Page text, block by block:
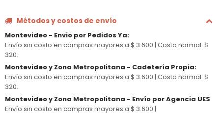
Métodos y costos de envío
Montevideo - Envio por Pedidos Ya:
Envío sin costo en compras mayores a $ 3.600 | Costo normal: $
320.
Montevideo y Zona Metropolitana - Cadetería Propia:
Envío sin costo en compras mayores a $ 3.600 | Costo normal: $
320.
Montevideo y Zona Metropolitana - Envío por Agencia UES
Envío sin costo en compras mayores a $ 3.600 |